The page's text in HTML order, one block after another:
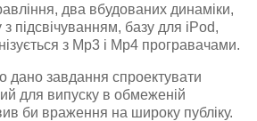
два вбудованих динаміки,
з підсвічуванням, базу для iPod,
з Mp3 і Mp4 програвачами.
дано завдання спроектувати
для випуску в обмеженій
би враження на широку публіку.